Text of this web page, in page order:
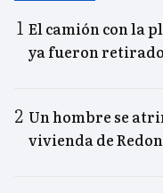
El camión con la
ya fueron
Un hombre se
vivienda de